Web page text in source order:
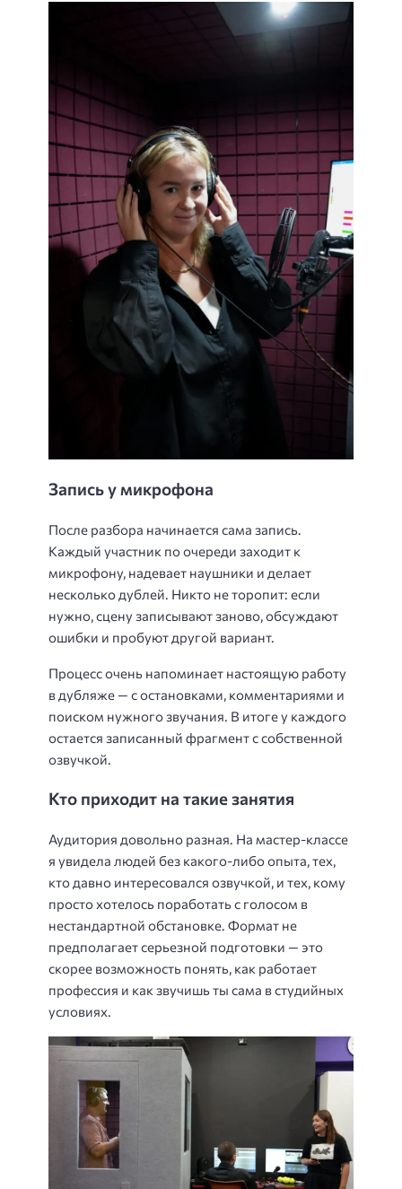
Запись у микрофона
После разбора начинается сама запись.
Каждый участник по очереди заходит к
микрофону, надевает наушники и делает
несколько дублей. Никто не торопит: если
нужно, сцену записывают заново, обсуждают
ошибки и пробуют другой вариант.
Процесс очень напоминает настоящую работу
в дубляже — с остановками, комментариями и
поиском нужного звучания. В итоге у каждого
остается записанный фрагмент с собственной
озвучкой.
Кто приходит на такие занятия
Аудитория довольно разная. На мастер-классе
я увидела людей без какого-либо опыта, тех,
кто давно интересовался озвучкой, и тех, кому
просто хотелось поработать с голосом в
нестандартной обстановке. Формат не
предполагает серьезной подготовки — это
скорее возможность понять, как работает
профессия и как звучишь ты сама в студийных
условиях.